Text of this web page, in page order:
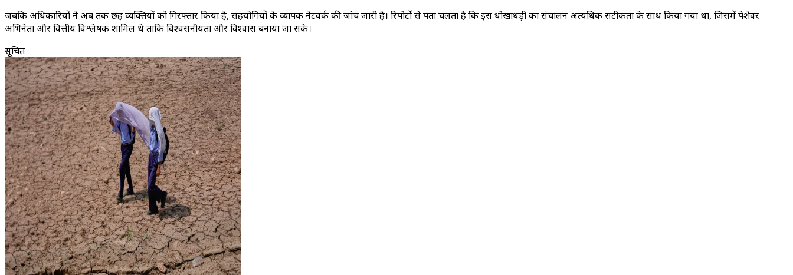
जबकि अधिकारियों ने अब तक छह व्यक्तियों को गिरफ्तार किया है, सहयोगियों के व्यापक नेटवर्क की जांच जारी है। रिपोर्टों से पता चलता है कि इस धोखाधड़ी का संचालन अत्यधिक सटीकता के साथ किया गया था, जिसमें पेशेवर
अभिनेता और वित्तीय विश्लेषक शामिल थे ताकि विश्वसनीयता और विश्वास बनाया जा सके।
सूचित